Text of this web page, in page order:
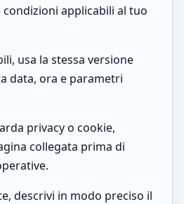
applicabili al tuo
usa la stessa versione
data, ora e parametri
privacy o cookie,
collegata prima di
descrivi in modo preciso il